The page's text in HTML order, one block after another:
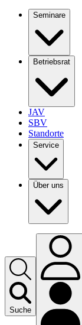
Seminare
Betriebsrat
JAV
SBV
Standorte
Service
Über uns
Suche